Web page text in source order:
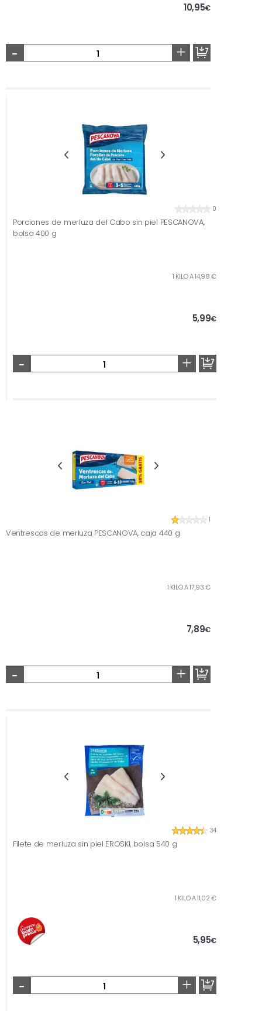
10,95€
- +
0
Porciones de merluza del Cabo sin piel PESCANOVA,
bolsa 400 g
1 KILO A 14,98 €
5,99€
- +
1
Ventrescas de merluza PESCANOVA, caja 440 g
1 KILO A 17,93 €
7,89€
- +
34
Filete de merluza sin piel EROSKI, bolsa 540 g
1 KILO A 11,02 €
5,95€
- +